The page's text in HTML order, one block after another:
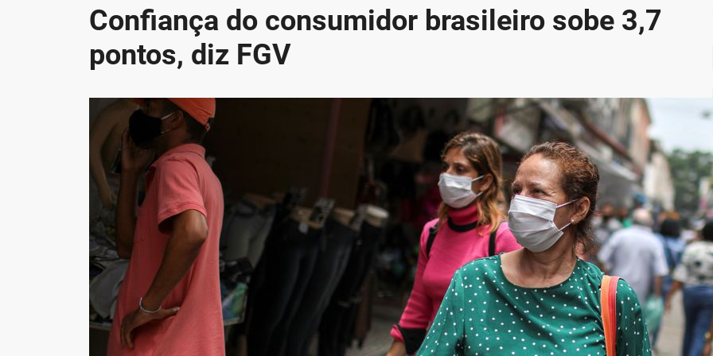
Confiança do consumidor brasileiro sobe 3,7
pontos, diz FGV
r